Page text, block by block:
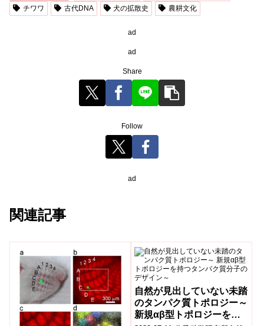
チワワ
古代DNA 犬の拡散史 農耕文化
ad
ad
Share
Follow
ad
関連記事
自然が見出していない未踏
のタンパク質トポロジー～
新規αβ型トポロジーを持